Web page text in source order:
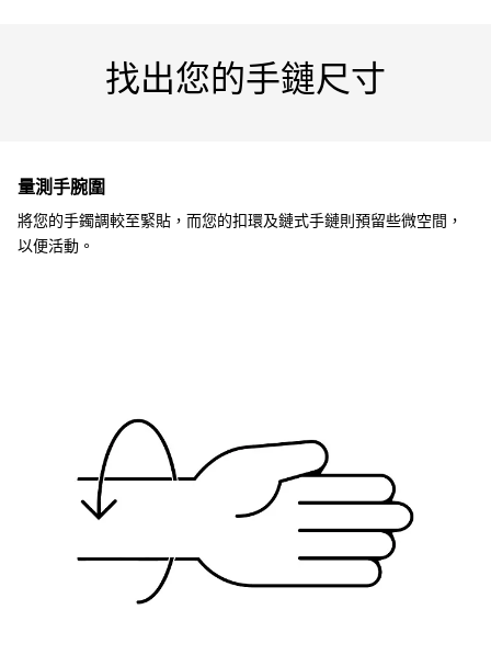
找出您的手鏈尺寸
量測手腕圍
將您的手鐲調較至緊貼，而您的扣環及鏈式手鏈則預留些微空間，
以便活動。